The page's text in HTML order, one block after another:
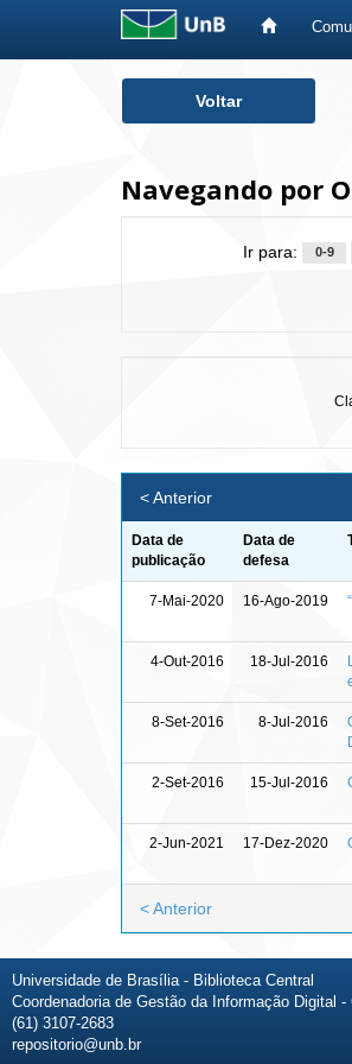
Voltar
Navegando por
Ir para: 0-9
< Anterior
Data de
publicação
Data de
defesa
7-Mai-2020 16-Ago-2019
4-Out-2016 18-Jul-2016
8-Set-2016 8-Jul-2016
2-Set-2016 15-Jul-2016
2-Jun-2021 17-Dez-2020
< Anterior
Universidade de Brasília - Biblioteca Central
Coordenadoria de Gestão da Informação Digital -
(61) 3107-2683
repositorio@unb.br